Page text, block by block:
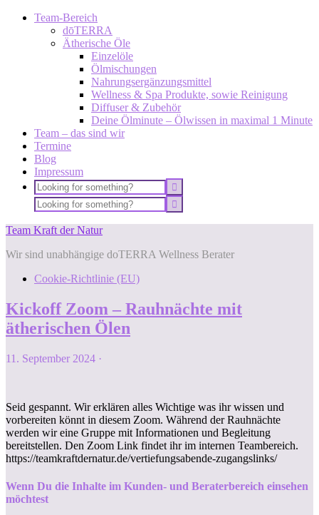
Team-Bereich
dōTERRA
Ätherische Öle
Einzelöle
Ölmischungen
Nahrungsergänzungsmittel
Wellness & Spa Produkte, sowie Reinigung
Diffuser & Zubehör
Deine Ölminute – Ölwissen in maximal 1 Minute
Team – das sind wir
Termine
Blog
Impressum
Team Kraft der Natur
Wir sind unabhängige doTERRA Wellness Berater
Cookie-Richtlinie (EU)
Kickoff Zoom – Rauhnächte mit
ätherischen Ölen
11. September 2024 ·
Seid gespannt. Wir erklären alles Wichtige was ihr wissen und
vorbereiten könnt in diesem Zoom. Während der Rauhnächte
werden wir eine Gruppe mit Informationen und Begleitung
bereitstellen. Den Zoom Link findet ihr im internen Teambereich.
https://teamkraftdernatur.de/vertiefungsabende-zugangslinks/
Wenn Du die Inhalte im Kunden- und Beraterbereich einsehen
möchtest